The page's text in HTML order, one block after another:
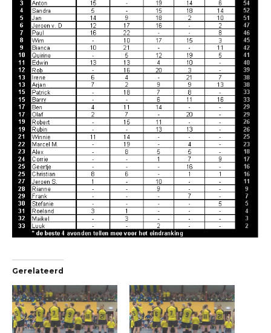
Gerelateerd